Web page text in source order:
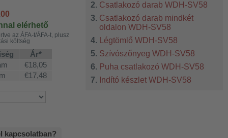
elérhető
az ÁFA-t/ÁFA-t, plusz
költség
Ár*
€18,05
€17,48
kapcsolatban?
Csatlakozó darab WDH-SV58
Csatlakozó darab mindkét
oldalon WDH-SV58
Légtömlő WDH-SV58
Szívószőnyeg WDH-SV58
Puha csatlakozó WDH-SV58
Indító készlet WDH-SV58